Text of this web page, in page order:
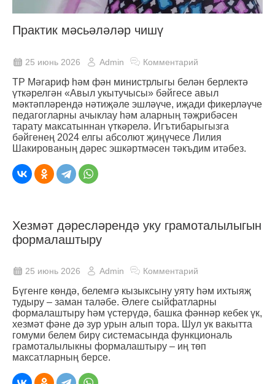
Практик мәсьәләләр чишү
25 июнь 2026 Admin Комментарий
ТР Мәгариф һәм фән министрлыгы белән берлектә
үткәрелгән «Авыл укытучысы» бәйгесе авыл
мәктәпләрендә нәтиҗәле эшләүче, иҗади фикерләүче
педагогларны ачыклау һәм аларның тәҗрибәсен
тарату максатыннан үткәрелә. Игътибарыгызга
бәйгенең 2024 елгы абсолют җиңүчесе Лилия
Шакированың дәрес эшкәртмәсен тәкъдим итәбез.
Хезмәт дәресләрендә уку грамоталылыгын
формалаштыру
25 июнь 2026 Admin Комментарий
Бүгенге көндә, белемгә кызыксыну уяту һәм ихтыяҗ
тудыру – заман таләбе. Әлеге сыйфатларны
формалаштыру һәм үстерүдә, башка фәннәр кебек үк,
хезмәт фәне дә зур урын алып тора. Шул ук вакытта
гомуми белем бирү системасында функциональ
грамоталылыкны формалаштыру – иң төп
максатларның берсе.